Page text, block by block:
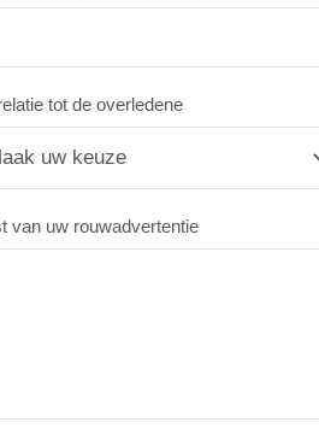
tot de overledene
van uw rouwadvertentie